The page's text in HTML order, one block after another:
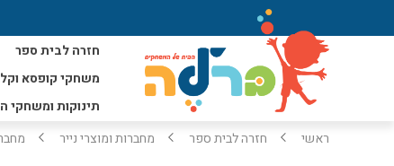
חזרה לבית ספר
משחקי קופסא
תינוקות ומשחקי
ראשי חזרה לבית ספר מחברות ומוצרי נייר